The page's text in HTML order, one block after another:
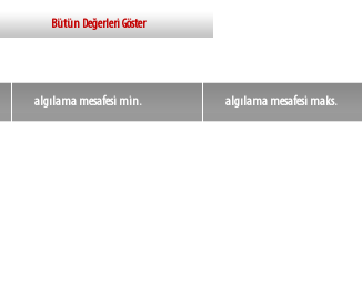
Bütün Değerleri Göster
algılama mesafesi min. algılama mesafesi maks.